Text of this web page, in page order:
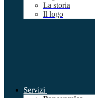
La storia
Il logo
Servizi